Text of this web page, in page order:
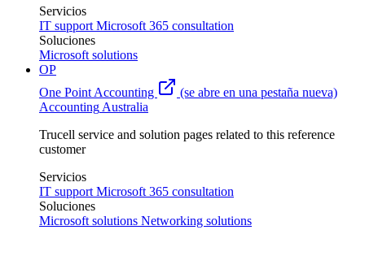
Servicios
IT support Microsoft 365 consultation
Soluciones
Microsoft solutions
OP
One Point Accounting
(se abre en una pestaña nueva)
Accounting Australia
Trucell service and solution pages related to this reference
customer
Servicios
IT support Microsoft 365 consultation
Soluciones
Microsoft solutions Networking solutions